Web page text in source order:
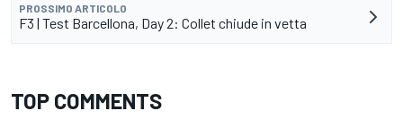
PROSSIMO ARTICOLO
F3 | Test Barcellona, Day 2: Collet chiude in vetta
TOP COMMENTS